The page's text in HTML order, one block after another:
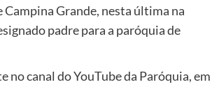
Campina Grande, nesta última na
padre para a paróquia de
no canal do YouTube da Paróquia, em